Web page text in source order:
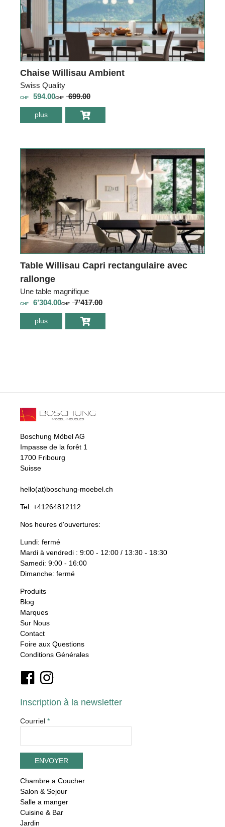
Chaise Willisau Ambient
Swiss Quality
CHF 594.00CHF 699.00
plus environ Chaise
Willisau Ambient
Table Willisau Capri rectangulaire avec
rallonge
Une table magnifique
CHF 6’304.00CHF 7’417.00
plus environ Table
Willisau Capri
Boschung Möbel AG
Impasse de la forêt 1
1700 Fribourg
Suisse
hello(at)boschung-moebel.ch
Tel: +41264812112
Nos heures d'ouvertures:
Lundi: fermé
Mardi à vendredi : 9:00 - 12:00 / 13:30 - 18:30
Samedi: 9:00 - 16:00
Dimanche: fermé
Produits
Blog
Marques
Sur Nous
Contact
Foire aux Questions
Conditions Générales
Inscription à la newsletter
Courriel *
Chambre a Coucher
Salon & Sejour
Salle a manger
Cuisine & Bar
Jardin